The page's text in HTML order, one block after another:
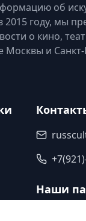
об
2015 году, мы
о кино,
Москвы и
Наши